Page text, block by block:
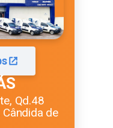
Qd.48
de